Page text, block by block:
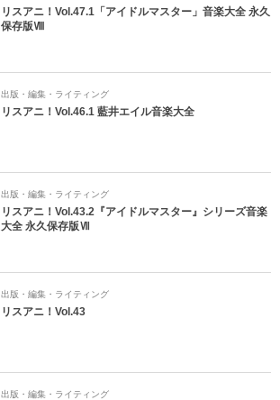
リスアニ！Vol.47.1「アイドルマスター」音楽大全 永久
保存版Ⅷ
出版・編集・ライティング
リスアニ！Vol.46.1 藍井エイル音楽大全
出版・編集・ライティング
リスアニ！Vol.43.2『アイドルマスター』シリーズ音楽
大全 永久保存版Ⅶ
出版・編集・ライティング
リスアニ！Vol.43
出版・編集・ライティング